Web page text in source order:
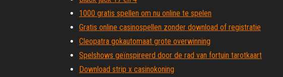
1000 gratis spellen om nu online te spelen
Gratis online casinospellen zonder download of registratie
Cleopatra gokautomaat grote overwinning
Spelshows geïnspireerd door de rad van fortuin tarotkaart
Download strip x casinokoning